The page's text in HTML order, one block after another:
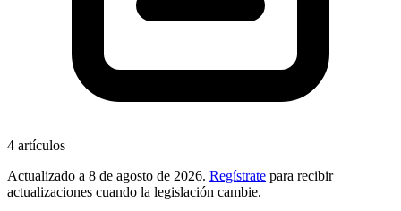
4 artículos
Actualizado a 8 de agosto de 2026. Regístrate para recibir
actualizaciones cuando la legislación cambie.